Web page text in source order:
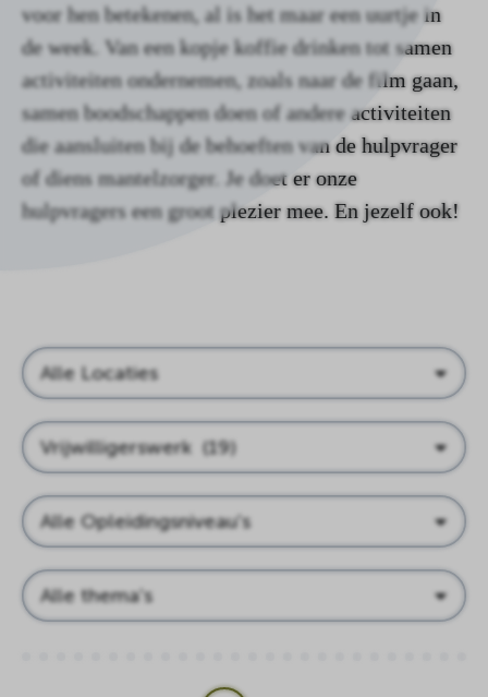
voor hen betekenen, al is het maar een uurtje in
de week. Van een kopje koffie drinken tot samen
activiteiten ondernemen, zoals naar de film gaan,
samen boodschappen doen of andere activiteiten
die aansluiten bij de behoeften van de hulpvrager
of diens mantelzorger. Je doet er onze
hulpvragers een groot plezier mee. En jezelf ook!
Locaties
Type
werk
Opleidingsniveau's
Thema's